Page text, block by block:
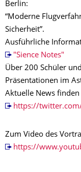
Berlin:
“Moderne
Sicherheit”.
Ausführliche
"Sience Notes"
Über 200 Schüler
Präsentationen im
Aktuelle News finden
https://twitter.com/
Zum Video des
https://